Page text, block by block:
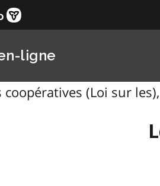
ligne
coopératives (Loi sur